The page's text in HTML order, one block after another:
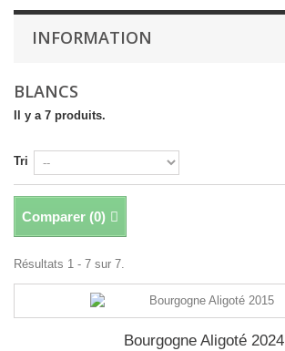
INFORMATION
BLANCS
Il y a 7 produits.
Tri
Comparer (0)
Résultats 1 - 7 sur 7.
Bourgogne Aligoté 2024